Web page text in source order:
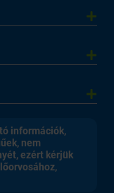
információk,
nem
ezért kérjük